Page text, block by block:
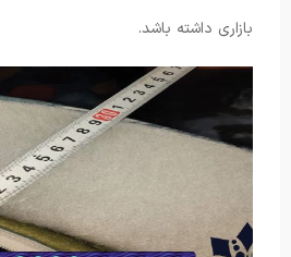
بازاری داشته باشد.